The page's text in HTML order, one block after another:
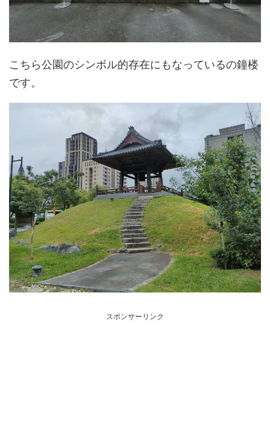
こちら公園のシンボル的存在にもなっているの鐘楼
です。
スポンサーリンク